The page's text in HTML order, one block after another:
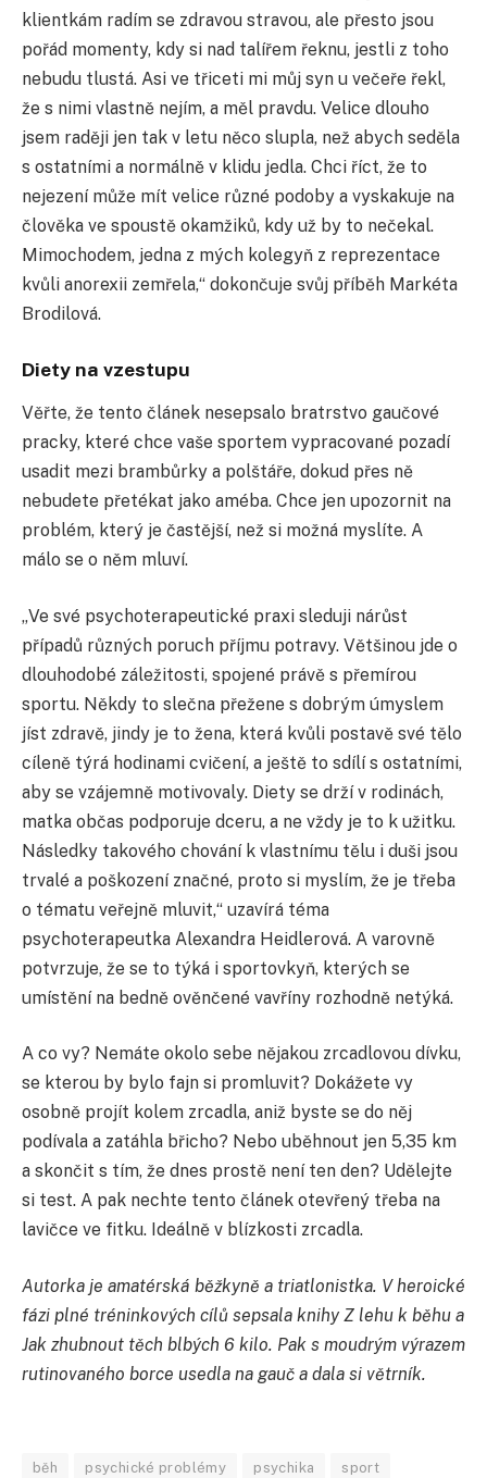
klientkám radím se zdravou stravou, ale přesto jsou
pořád momenty, kdy si nad talířem řeknu, jestli z toho
nebudu tlustá. Asi ve třiceti mi můj syn u večeře řekl,
že s nimi vlastně nejím, a měl pravdu. Velice dlouho
jsem raději jen tak v letu něco slupla, než abych seděla
s ostatními a normálně v klidu jedla. Chci říct, že to
nejezení může mít velice různé podoby a vyskakuje na
člověka ve spoustě okamžiků, kdy už by to nečekal.
Mimochodem, jedna z mých kolegyň z reprezentace
kvůli anorexii zemřela,“ dokončuje svůj příběh Markéta
Brodilová.
Diety na vzestupu
Věřte, že tento článek nesepsalo bratrstvo gaučové
pracky, které chce vaše sportem vypracované pozadí
usadit mezi brambůrky a polštáře, dokud přes ně
nebudete přetékat jako améba. Chce jen upozornit na
problém, který je častější, než si možná myslíte. A
málo se o něm mluví.
„Ve své psychoterapeutické praxi sleduji nárůst
případů různých poruch příjmu potravy. Většinou jde o
dlouhodobé záležitosti, spojené právě s přemírou
sportu. Někdy to slečna přežene s dobrým úmyslem
jíst zdravě, jindy je to žena, která kvůli postavě své tělo
cíleně týrá hodinami cvičení, a ještě to sdílí s ostatními,
aby se vzájemně motivovaly. Diety se drží v rodinách,
matka občas podporuje dceru, a ne vždy je to k užitku.
Následky takového chování k vlastnímu tělu i duši jsou
trvalé a poškození značné, proto si myslím, že je třeba
o tématu veřejně mluvit,“ uzavírá téma
psychoterapeutka Alexandra Heidlerová. A varovně
potvrzuje, že se to týká i sportovkyň, kterých se
umístění na bedně ověnčené vavříny rozhodně netýká.
A co vy? Nemáte okolo sebe nějakou zrcadlovou dívku,
se kterou by bylo fajn si promluvit? Dokážete vy
osobně projít kolem zrcadla, aniž byste se do něj
podívala a zatáhla břicho? Nebo uběhnout jen 5,35 km
a skončit s tím, že dnes prostě není ten den? Udělejte
si test. A pak nechte tento článek otevřený třeba na
lavičce ve fitku. Ideálně v blízkosti zrcadla.
Autorka je amatérská běžkyně a triatlonistka. V heroické
fázi plné tréninkových cílů sepsala knihy Z lehu k běhu a
Jak zhubnout těch blbých 6 kilo. Pak s moudrým výrazem
rutinovaného borce usedla na gauč a dala si větrník.
běh psychické problémy psychika sport